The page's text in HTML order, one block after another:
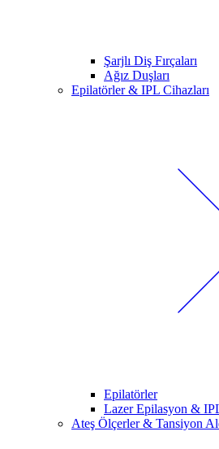
Şarjlı Diş Fırçaları
Ağız Duşları
Epilatörler & IPL Cihazları
Epilatörler
Lazer Epilasyon &
Ateş Ölçerler & Tansiyon